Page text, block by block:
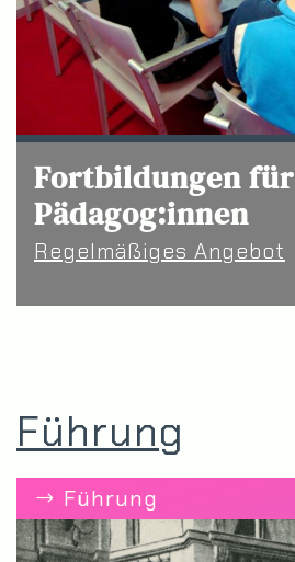
Fortbildungen für
Pädagog:innen
Regelmäßiges Angebot
Führung
Führung